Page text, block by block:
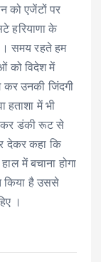
को एजेंटों पर
हरियाणा के
समय रहते हम
को विदेश में
उनकी जिंदगी
हताशा में भी
डंकी रूट से
देकर कहा कि
में बचाना होगा
किया है उससे
।